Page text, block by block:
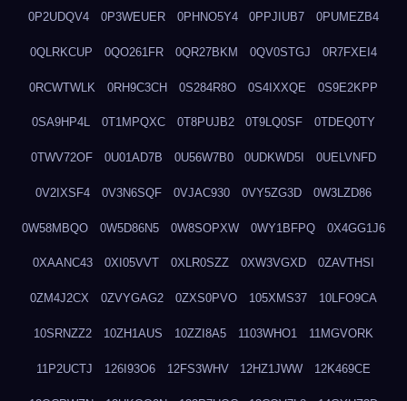
0P2UDQV4 0P3WEUER 0PHNO5Y4 0PPJIUB7 0PUMEZB4
0QLRKCUP 0QO261FR 0QR27BKM 0QV0STGJ 0R7FXEI4
0RCWTWLK 0RH9C3CH 0S284R8O 0S4IXXQE 0S9E2KPP
0SA9HP4L 0T1MPQXC 0T8PUJB2 0T9LQ0SF 0TDEQ0TY
0TWV72OF 0U01AD7B 0U56W7B0 0UDKWD5I 0UELVNFD
0V2IXSF4 0V3N6SQF 0VJAC930 0VY5ZG3D 0W3LZD86
0W58MBQO 0W5D86N5 0W8SOPXW 0WY1BFPQ 0X4GG1J6
0XAANC43 0XI05VVT 0XLR0SZZ 0XW3VGXD 0ZAVTHSI
0ZM4J2CX 0ZVYGAG2 0ZXS0PVO 105XMS37 10LFO9CA
10SRNZZ2 10ZH1AUS 10ZZI8A5 1103WHO1 11MGVORK
11P2UCTJ 126I93O6 12FS3WHV 12HZ1JWW 12K469CE